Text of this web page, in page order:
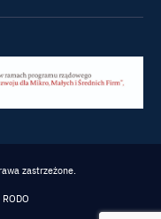
zastrzeżone.
RODO